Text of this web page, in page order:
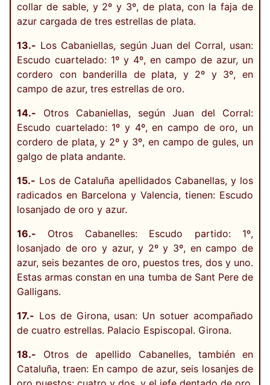
collar de sable, y 2º y 3º, de plata, con la faja de
azur cargada de tres estrellas de plata.
13.- Los Cabaniellas, según Juan del Corral, usan:
Escudo cuartelado: 1º y 4º, en campo de azur, un
cordero con banderilla de plata, y 2º y 3º, en
campo de azur, tres estrellas de oro.
14.- Otros Cabaniellas, según Juan del Corral:
Escudo cuartelado: 1º y 4º, en campo de oro, un
cordero de plata, y 2º y 3º, en campo de gules, un
galgo de plata andante.
15.- Los de Cataluña apellidados Cabanellas, y los
radicados en Barcelona y Valencia, tienen: Escudo
losanjado de oro y azur.
16.- Otros Cabanelles: Escudo partido: 1º,
losanjado de oro y azur, y 2º y 3º, en campo de
azur, seis bezantes de oro, puestos tres, dos y uno.
Estas armas constan en una tumba de Sant Pere de
Galligans.
17.- Los de Girona, usan: Un sotuer acompañado
de cuatro estrellas. Palacio Espiscopal. Girona.
18.- Otros de apellido Cabanelles, también en
Cataluña, traen: En campo de azur, seis losanjes de